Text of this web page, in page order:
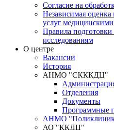
Согласие на
Независимая оценка
услуг
Правила
исследованиям
О центре
Вакансии
История
АНМО "СКККДЦ"
Отделения
Документы
Программные
АНМО
АО "ККДЦ"